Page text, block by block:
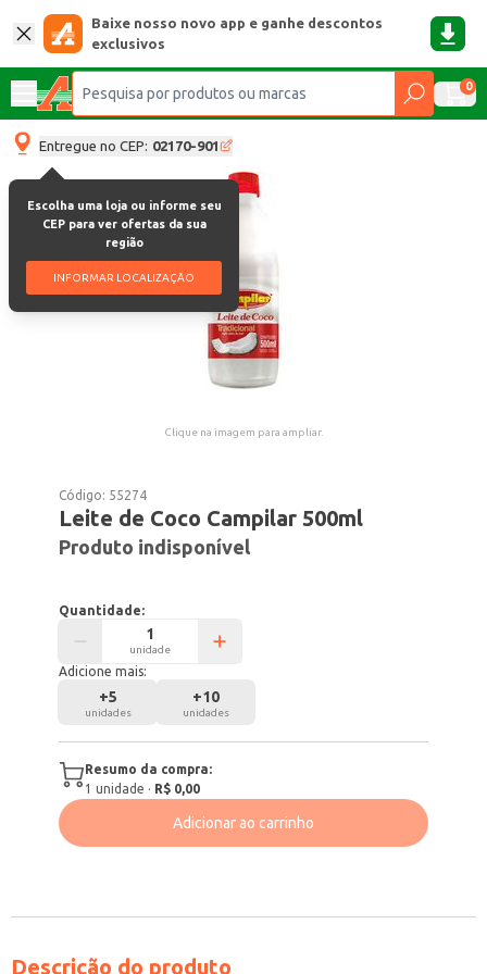
Baixe nosso novo app e ganhe descontos
exclusivos
0
Entregue no CEP: 02170-901
Escolha uma loja ou informe seu
CEP para ver ofertas da sua
região
INFORMAR LOCALIZAÇÃO
Clique na imagem para ampliar.
Código: 55274
Leite de Coco Campilar 500ml
Produto indisponível
Quantidade:
unidade
Adicione mais:
+5
unidades
+10
unidades
Resumo da compra:
1 unidade · R$ 0,00
Adicionar ao carrinho
Descrição do produto